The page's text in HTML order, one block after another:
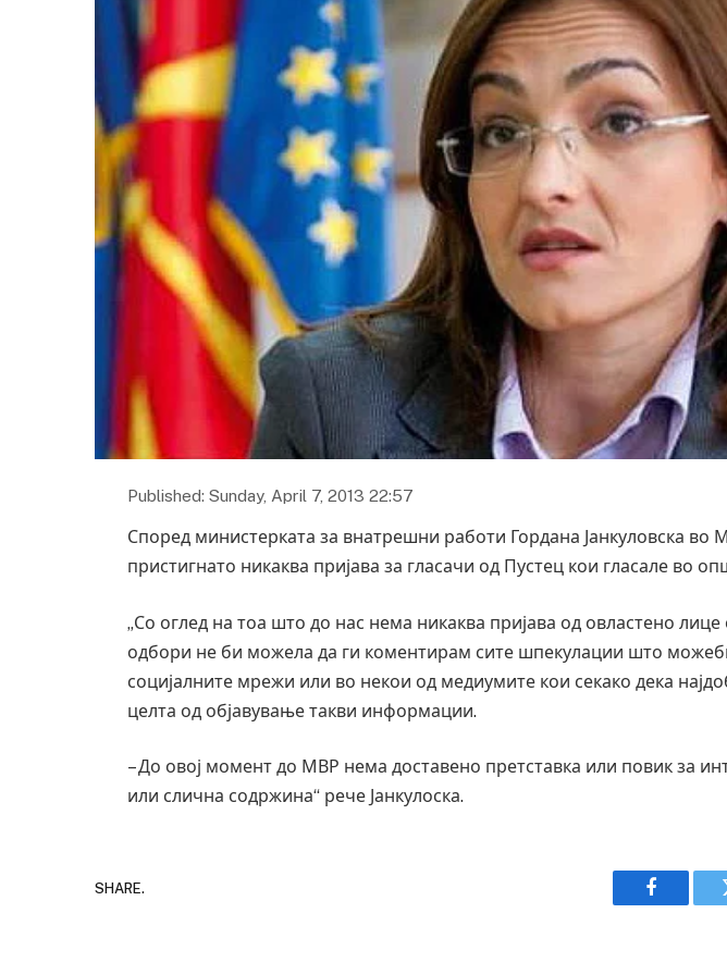
Published: Sunday, April 7, 2013 22:57
Според министерката за внатрешни работи Гордана Јанкуловска во
пристигнато никаква пријава за гласачи од Пустец кои гласале во
„Со оглед на тоа што до нас нема никаква пријава од овластено
одбори не би можела да ги коментирам сите шпекулации што можеби
социјалните мрежи или во некои од медиумите кои секако дека
целта од објавување такви информации.
– До овој момент до МВР нема доставено претставка или повик за
или слична содржина“ рече Јанкулоска.
SHARE.
Facebook